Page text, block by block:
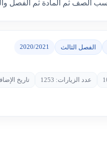
حسب الصف ثم المادة ثم الفصل
الفصل الثالث 2020/2021
عدد الزيارات: 1253 تاريخ الإضافة: 2021-